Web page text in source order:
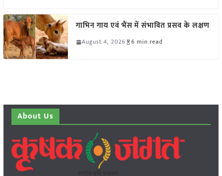
गाभिन गाय एवं भैंस में संभावित प्रसव के लक्षण
August 4, 2026 6 min read
About Us